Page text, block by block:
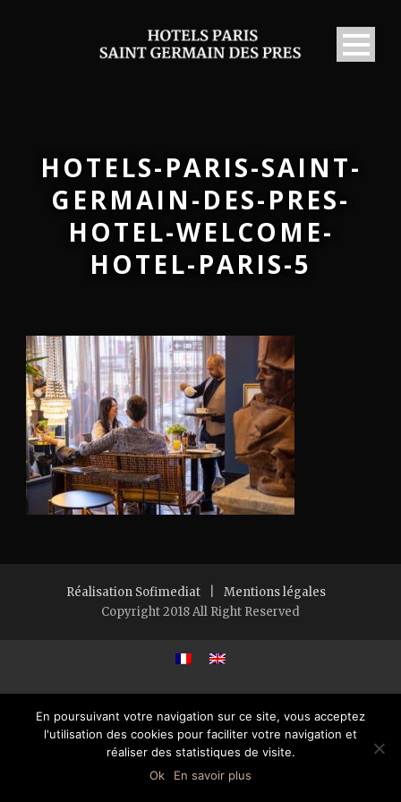
HOTELS-PARIS-SAINT-
GERMAIN-DES-PRES-
HOTEL-WELCOME-
HOTEL-PARIS-5
Réalisation Sofimediat
Mentions légales
Copyright 2018 All Right Reserved
En poursuivant votre navigation sur ce site, vous acceptez
l'utilisation des cookies pour faciliter votre navigation et
réaliser des statistiques de visite.
Ok
En savoir plus